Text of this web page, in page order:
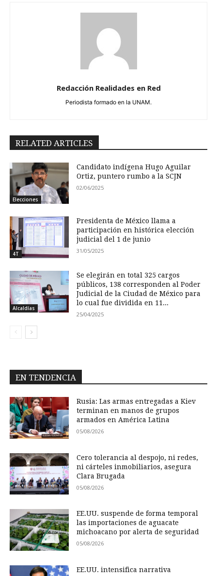
Redacción Realidades en Red
Periodista formado en la UNAM.
RELATED ARTICLES
Elecciones
Candidato indígena Hugo Aguilar
Ortiz, puntero rumbo a la SCJN
02/06/2025
4T
Presidenta de México llama a
participación en histórica elección
judicial del 1 de junio
31/05/2025
Alcaldías
Se elegirán en total 325 cargos
públicos, 138 corresponden al Poder
Judicial de la Ciudad de México para
lo cual fue dividida en 11...
25/04/2025
EN TENDENCIA
Rusia: Las armas entregadas a Kiev
terminan en manos de grupos
armados en América Latina
05/08/2026
Cero tolerancia al despojo, ni redes,
ni cárteles inmobiliarios, asegura
Clara Brugada
05/08/2026
EE.UU. suspende de forma temporal
las importaciones de aguacate
michoacano por alerta de seguridad
05/08/2026
EE.UU. intensifica narrativa